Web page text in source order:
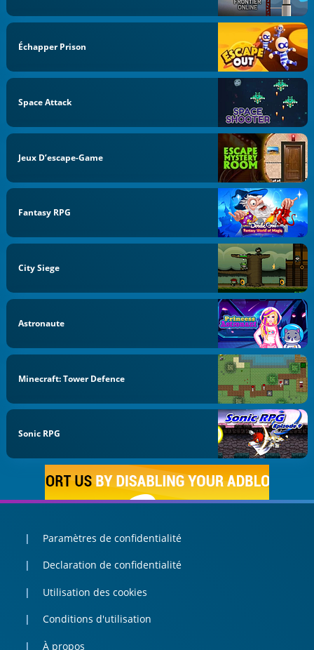
Échapper Prison
Space Attack
Jeux D’escape-Game
Fantasy RPG
City Siege
Astronaute
Minecraft: Tower Defence
Sonic RPG
Paramètres de confidentialité
Declaration de confidentialité
Utilisation des cookies
Conditions d'utilisation
À propos